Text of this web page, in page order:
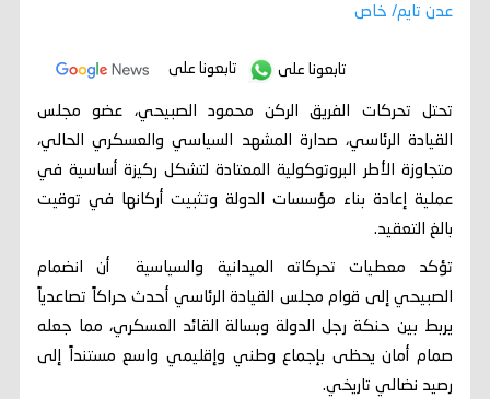
عدن تايم/ خاص
تابعونا على تابعونا على
تحتل تحركات الفريق الركن محمود الصبيحي، عضو مجلس
القيادة الرئاسي، صدارة المشهد السياسي والعسكري الحالي،
متجاوزة الأطر البروتوكولية المعتادة لتشكل ركيزة أساسية في
عملية إعادة بناء مؤسسات الدولة وتثبيت أركانها في توقيت
بالغ التعقيد.
تؤكد معطيات تحركاته الميدانية والسياسية أن انضمام
الصبيحي إلى قوام مجلس القيادة الرئاسي أحدث حراكاً تصاعدياً
يربط بين حنكة رجل الدولة وبسالة القائد العسكري، مما جعله
صمام أمان يحظى بإجماع وطني وإقليمي واسع مستنداً إلى
رصيد نضالي تاريخي.